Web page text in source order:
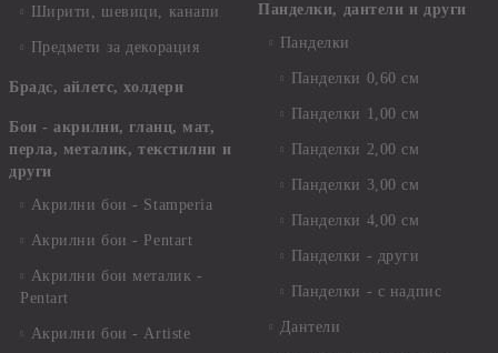
Ширити, шевици, канапи
Предмети за декорация
Брадс, айлетс, холдери
Бои - акрилни, гланц, мат,
перла, металик, текстилни и
други
Акрилни бои - Stamperia
Акрилни бои - Pentart
Акрилни бои металик -
Pentart
Акрилни бои - Artiste
Панделки, дантели и други
Панделки
Панделки 0,60 см
Панделки 1,00 см
Панделки 2,00 см
Панделки 3,00 см
Панделки 4,00 см
Панделки - други
Панделки - с надпис
Дантели